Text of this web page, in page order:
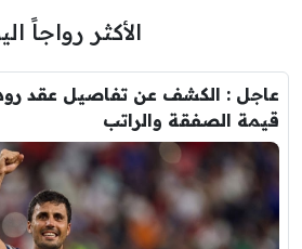
الأكثر رواجاً اليوم
: الكشف عن تفاصيل عقد رودري مع
الصفقة والراتب